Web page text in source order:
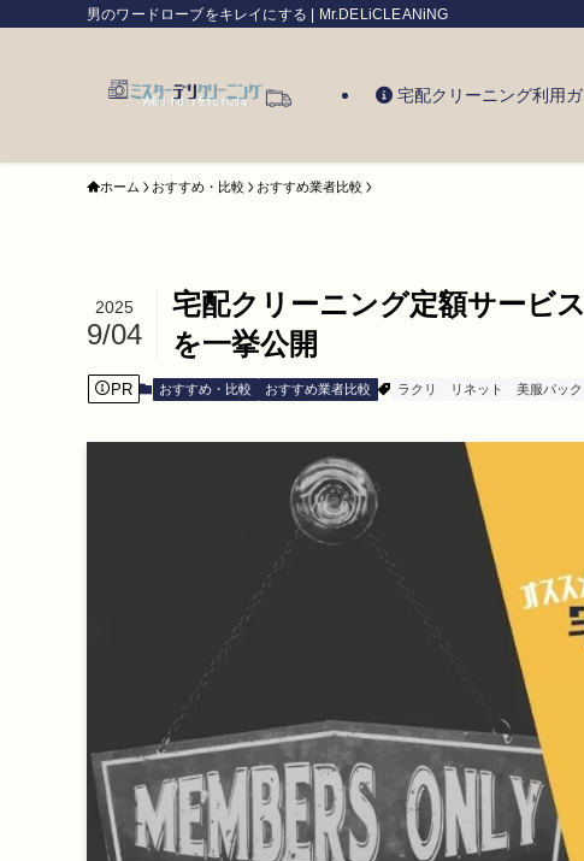
男のワードローブをキレイにする | Mr.DELiCLEANiNG
宅配クリーニング利用
ホーム おすすめ・比較 おすすめ業者比較
宅配クリーニング定額サービ
を一挙公開
2025
9/04
PR おすすめ・比較 おすすめ業者比較 ラクリ リネット 美服パック